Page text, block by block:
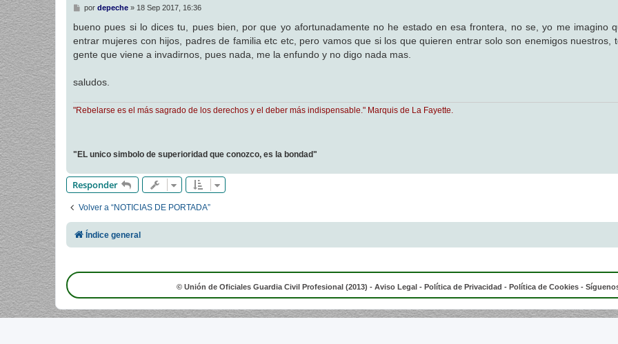
M
n
a
j
e
por depeche» 18 Sep 2017, 16:36
bueno pues si lo dices tu, pues bien, por que yo afortunadamente no he estado en esa frontera, no se, yo me imagino
entrar mujeres con hijos, padres de familia etc etc, pero vamos que si los que quieren entrar solo son enemigos nuestros,
gente que viene a invadirnos, pues nada, me la enfundo y no digo nada mas.
saludos.
"Rebelarse es el más sagrado de los derechos y el deber más indispensable." Marquis de La Fayette.
"EL unico simbolo de superioridad que conozco, es la bondad"
Responder
Volver a “NOTICIAS DE PORTADA”
Índice general
© Unión de Oficiales Guardia Civil Profesional (2013) - Aviso Legal - Política de Privacidad - Política de Cookies -